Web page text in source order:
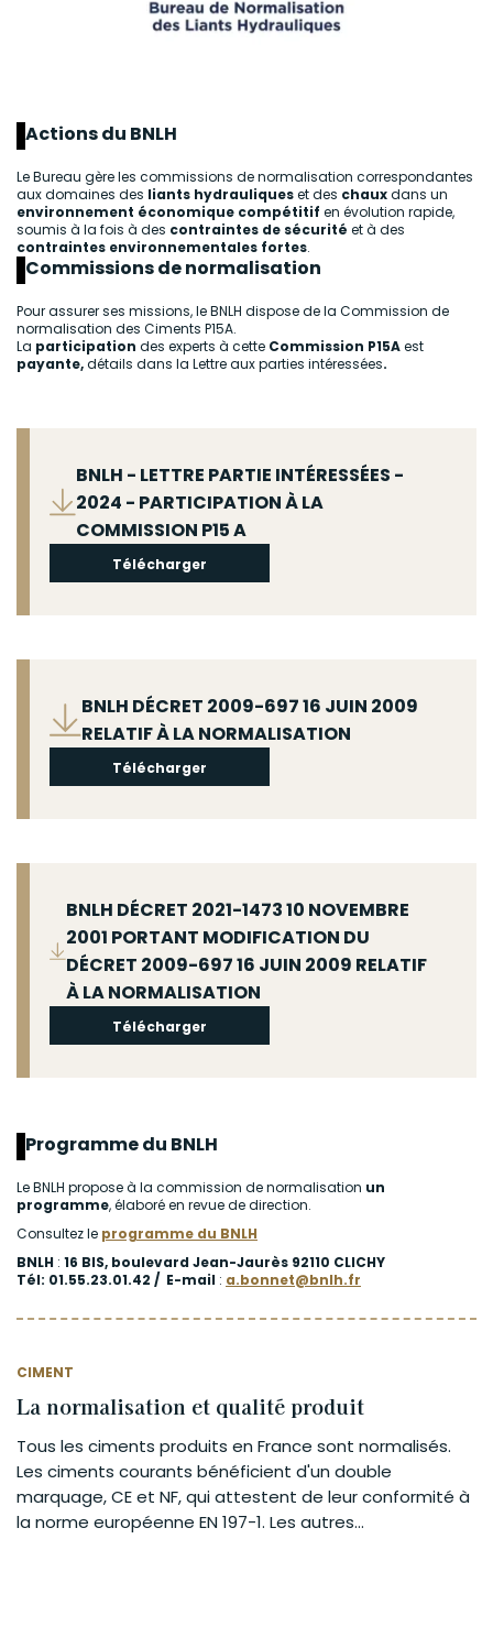
Actions du BNLH
Le Bureau gère les commissions de normalisation correspondantes
aux domaines des liants hydrauliqueset des chauxdans un
environnement économique compétitif en évolution rapide,
soumis à la fois à des contraintes de sécurité et à des
contraintes environnementales fortes.
Commissions de normalisation
Pour assurer ses missions, le BNLH dispose de la Commission de
normalisation des Ciments P15A.
La participation des experts à cette Commission P15Aest
payante,détails dans la Lettre aux parties intéressées.
Fichier
BNLH - LETTRE PARTIE INTÉRESSÉES -
2024 - PARTICIPATION À LA
COMMISSION P15 A
Télécharger
FichierBNLH DÉCRET 2009-697 16 JUIN 2009
RELATIF À LA NORMALISATION
Télécharger
Fichier
BNLH DÉCRET 2021-1473 10 NOVEMBRE
2001 PORTANT MODIFICATION DU
DÉCRET 2009-697 16 JUIN 2009 RELATIF
À LA NORMALISATION
Télécharger
Programme du BNLH
Le BNLH propose à la commission de normalisation un
programme, élaboré en revue de direction.
Consultez le programme du BNLH
BNLH : 16 BIS, boulevard Jean-Jaurès 92110 CLICHY
Tél: 01.55.23.01.42 / E-mail : a.bonnet@bnlh.fr
CIMENT
La normalisation et qualité produit
Tous les ciments produits en France sont normalisés.
Les ciments courants bénéficient d'un double
marquage, CE et NF, qui attestent de leur conformité à
la norme européenne EN 197-1. Les autres...